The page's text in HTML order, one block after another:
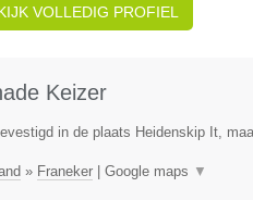
VOLLEDIG PROFIEL
Keizer
in de plaats Heidenskip It,
» Franeker| Google maps ▼